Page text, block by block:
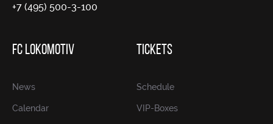
+7 (495) 500-3-100
FC LOKOMOTIV
News
Calendar
TICKETS
Schedule
VIP-Boxes